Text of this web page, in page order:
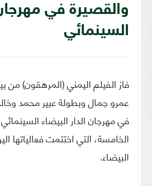
والقصيرة في مهرجان
السينمائي
عمرو جمال وبطولة عبير محمد
في مهرجان الدار البيضاء
الخامسة، التي اختتمت فعالياتها
البيضاء.